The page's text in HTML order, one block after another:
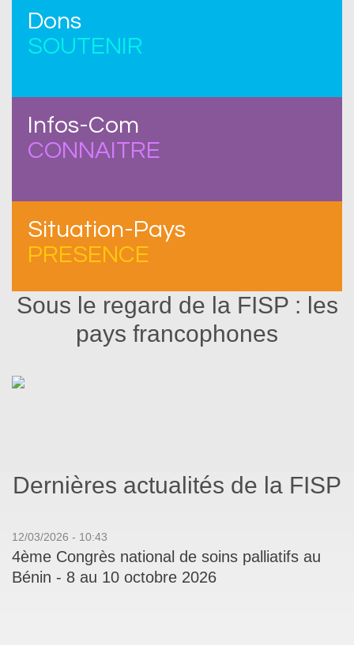
Dons
SOUTENIR
Infos-Com
CONNAITRE
Situation-Pays
PRESENCE
Sous le regard de la FISP : les
pays francophones
Dernières actualités de la FISP
12/03/2026 - 10:43
4ème Congrès national de soins palliatifs au
Bénin - 8 au 10 octobre 2026